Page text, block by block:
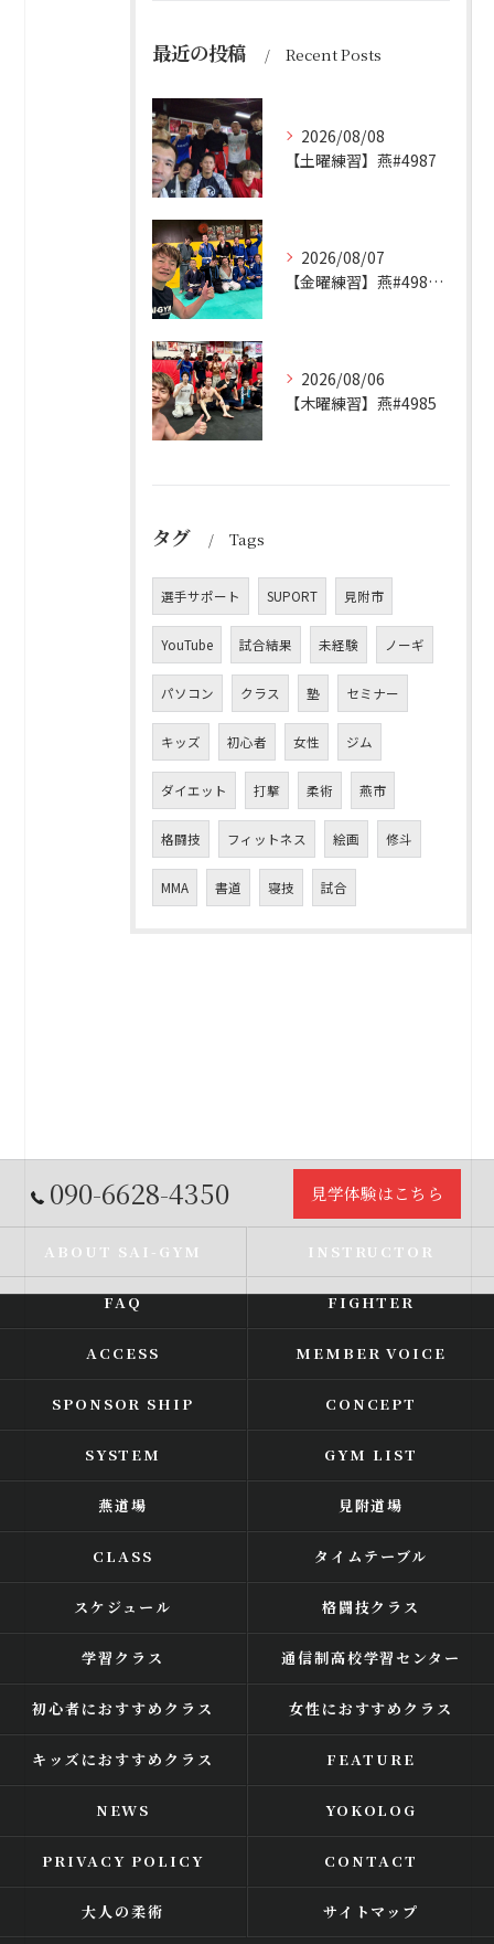
最近の投稿 Recent Posts
2026/08/08
【土曜練習】燕#4987
2026/08/07
【金曜練習】燕#4986見附#493
2026/08/06
【木曜練習】燕#4985
タグ Tags
選手サポート SUPORT 見附市
YouTube 試合結果 未経験 ノーギ
パソコン クラス 塾 セミナー
キッズ 初心者 女性 ジム
ダイエット 打撃 柔術 燕市
格闘技 フィットネス 絵画 修斗
MMA 書道 寝技 試合
090-6628-4350 見学体験はこちら
ABOUT SAI-GYM INSTRUCTOR
FAQ FIGHTER
ACCESS MEMBER VOICE
SPONSOR SHIP CONCEPT
SYSTEM GYM LIST
燕道場 見附道場
CLASS タイムテーブル
スケジュール 格闘技クラス
学習クラス 通信制高校学習センター
初心者におすすめクラス 女性におすすめクラス
キッズにおすすめクラス FEATURE
NEWS YOKOLOG
PRIVACY POLICY CONTACT
大人の柔術 サイトマップ